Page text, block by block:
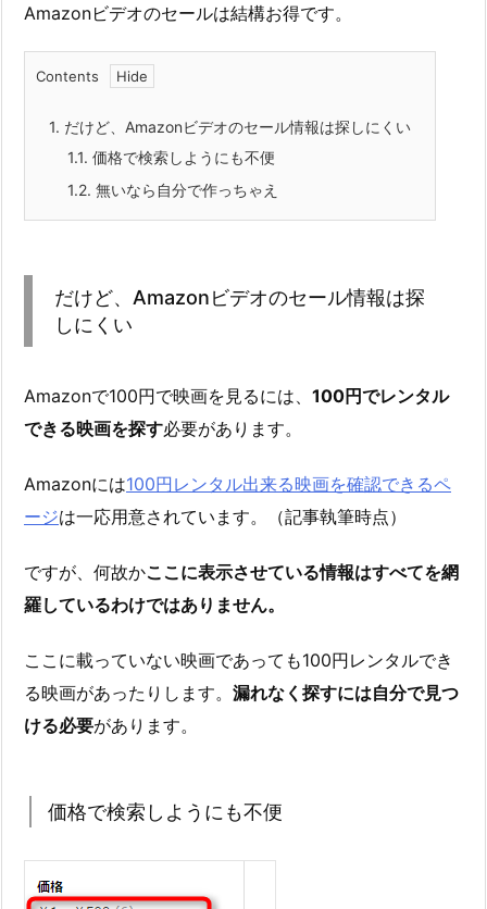
Amazonビデオのセールは結構お得です。
Contents
1. だけど、Amazonビデオのセール情報は探しにくい
1.1. 価格で検索しようにも不便
1.2. 無いなら自分で作っちゃえ
だけど、Amazonビデオのセール情報は探
しにくい
Amazonで100円で映画を見るには、 100円でレンタル
できる映画を探す必要があります。
Amazonには100円レンタル出来る映画を確認できるペ
ージは一応用意されています。（記事執筆時点）
ですが、何故かここに表示させている情報はすべてを網
羅しているわけではありません。
ここに載っていない映画であっても100円レンタルでき
る映画があったりします。 漏れなく探すには自分で見つ
ける必要があります。
価格で検索しようにも不便